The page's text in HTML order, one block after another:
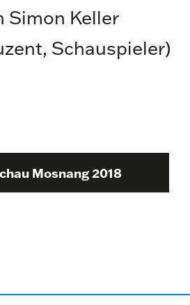
Simon Keller
Schauspieler)
Mosnang 2018